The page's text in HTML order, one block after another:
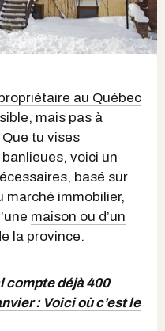
au Québec
mais pas à
tu vises
voici un
basé sur
marché immobilier,
maison ou d’un
la province.
compte déjà 400
: Voici où c’est le